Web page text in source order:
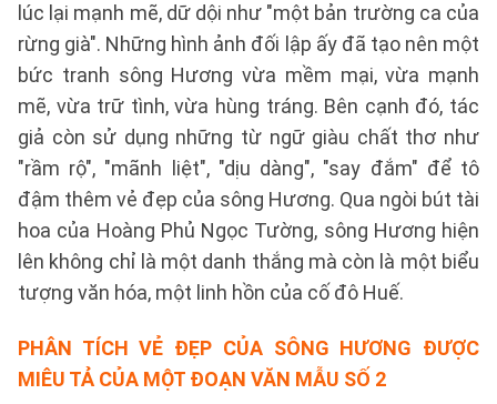
lúc lại mạnh mẽ, dữ dội như "một bản trường ca của
rừng già". Những hình ảnh đối lập ấy đã tạo nên một
bức tranh sông Hương vừa mềm mại, vừa mạnh
mẽ, vừa trữ tình, vừa hùng tráng. Bên cạnh đó, tác
giả còn sử dụng những từ ngữ giàu chất thơ như
"rầm rộ", "mãnh liệt", "dịu dàng", "say đắm" để tô
đậm thêm vẻ đẹp của sông Hương. Qua ngòi bút tài
hoa của Hoàng Phủ Ngọc Tường, sông Hương hiện
lên không chỉ là một danh thắng mà còn là một biểu
tượng văn hóa, một linh hồn của cố đô Huế.
PHÂN TÍCH VẺ ĐẸP CỦA SÔNG HƯƠNG ĐƯỢC
MIÊU TẢ CỦA MỘT ĐOẠN VĂN MẪU SỐ 2